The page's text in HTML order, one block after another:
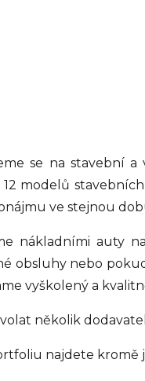
se na stavební
modelů
ve stejnou
nákladními auty
obsluhy nebo
vyškolený a
několik
najdete kromě